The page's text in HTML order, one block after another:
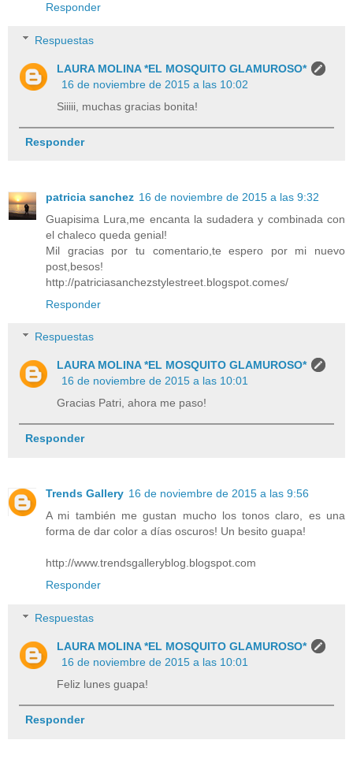
Responder
Respuestas
LAURA MOLINA *EL MOSQUITO GLAMUROSO*
16 de noviembre de 2015 a las 10:02
Siiiii, muchas gracias bonita!
Responder
patricia sanchez 16 de noviembre de 2015 a las 9:32
Guapisima Lura,me encanta la sudadera y combinada con
el chaleco queda genial!
Mil gracias por tu comentario,te espero por mi nuevo
post,besos!
http://patriciasanchezstylestreet.blogspot.comes/
Responder
Respuestas
LAURA MOLINA *EL MOSQUITO GLAMUROSO*
16 de noviembre de 2015 a las 10:01
Gracias Patri, ahora me paso!
Responder
Trends Gallery 16 de noviembre de 2015 a las 9:56
A mi también me gustan mucho los tonos claro, es una
forma de dar color a días oscuros! Un besito guapa!
http://www.trendsgalleryblog.blogspot.com
Responder
Respuestas
LAURA MOLINA *EL MOSQUITO GLAMUROSO*
16 de noviembre de 2015 a las 10:01
Feliz lunes guapa!
Responder